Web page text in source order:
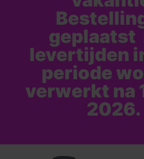
geplaatst
levertijden
periode
verwerkt na
2026.